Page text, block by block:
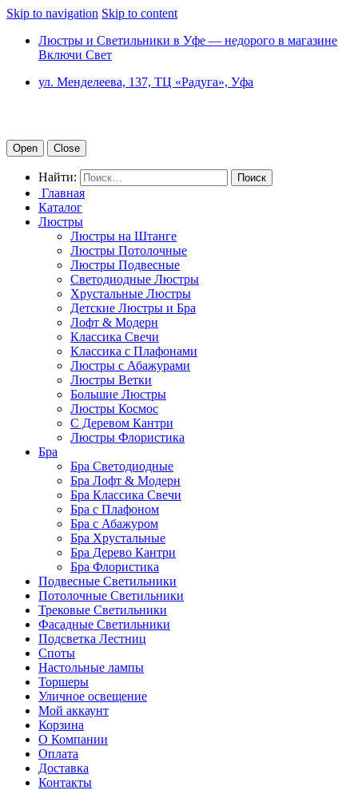
Skip to navigation Skip to content
Люстры и Светильники в Уфе — недорого в магазине
Включи Свет
ул. Менделеева, 137, ТЦ «Радуга», Уфа
Open Close
Найти:
Главная
Каталог
Люстры
Люстры на Штанге
Люстры Потолочные
Люстры Подвесные
Светодиодные Люстры
Хрустальные Люстры
Детские Люстры и Бра
Лофт & Модерн
Классика Свечи
Классика с Плафонами
Люстры с Абажурами
Люстры Ветки
Большие Люстры
Люстры Космос
С Деревом Кантри
Люстры Флористика
Бра
Бра Светодиодные
Бра Лофт & Модерн
Бра Классика Свечи
Бра с Плафоном
Бра с Абажуром
Бра Хрустальные
Бра Дерево Кантри
Бра Флористика
Подвесные Светильники
Потолочные Светильники
Трековые Светильники
Фасадные Светильники
Подсветка Лестниц
Споты
Настольные лампы
Торшеры
Уличное освещение
Мой аккаунт
Корзина
О Компании
Оплата
Доставка
Контакты